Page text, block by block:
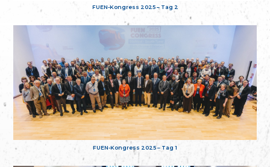
FUEN-Kongress 2025 – Tag 2
FUEN-Kongress 2025 – Tag 1